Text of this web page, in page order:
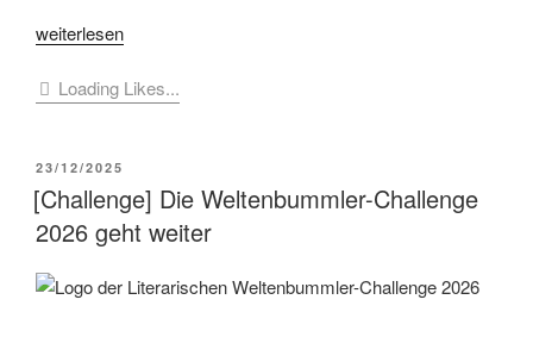
„[Challenge]
Weltenbummler-
Quartal
1“
weiterlesen
Loading Likes...
VERÖFFENTLICHT
AM
23/12/2025
[Challenge] Die Weltenbummler-Challenge
2026 geht weiter